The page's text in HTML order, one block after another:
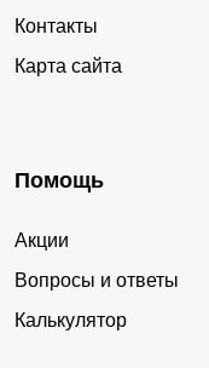
Контакты
Карта сайта
Помощь
Акции
Вопросы и ответы
Калькулятор